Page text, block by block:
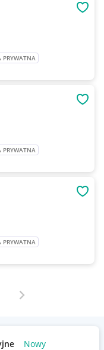
PRYWATNA
PRYWATNA
PRYWATNA
Następna strona
Nowy